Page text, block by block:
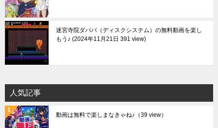
迷宮寺院ダババ（ディスクシステム）の無料動画を楽し
もう♪ 2024年11月21日 391 view
人気記事
動画は無料で楽しまなきゃね♪ （39 view）